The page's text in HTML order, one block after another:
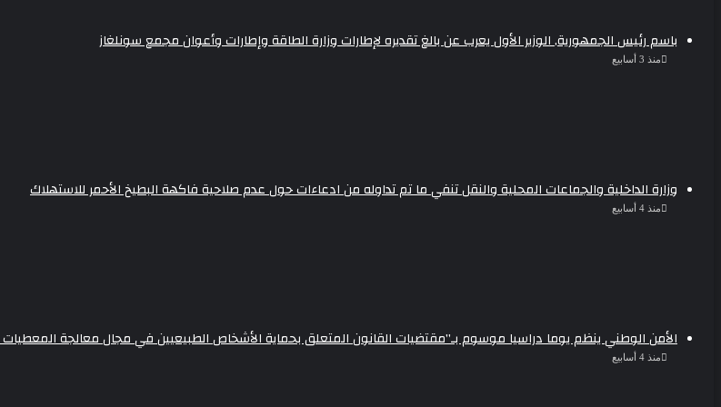
باسم رئيس الجمهورية, الوزير الأول يعرب عن بالغ تقديره لإطارات وزارة الطاقة وإطارات وأعوان مجمع سونلغاز
منذ 3 أسابيع
وزارة الداخلية والجماعات المحلية والنقل تنفي ما تم تداوله من ادعاءات حول عدم صلاحية فاكهة البطيخ الأحمر للاستهلاك
منذ 4 أسابيع
الأمن الوطني ينظم يوما دراسيا موسوم بـ”مقتضيات القانون المتعلق بحماية الأشخاص الطبيعيين في مجال معالجة
منذ 4 أسابيع